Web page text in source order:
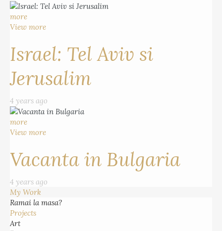
more
View more
Israel: Tel Aviv si
Jerusalim
4 years ago
more
View more
Vacanta in Bulgaria
4 years ago
My Work
Ramai la masa?
Projects
Art